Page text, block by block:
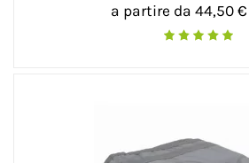
a partire da 44,50 €